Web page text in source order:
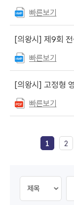
빠른보기
[의왕시] 제9회 전국
빠른보기
[의왕시] 고정형 영
빠른보기
1 2